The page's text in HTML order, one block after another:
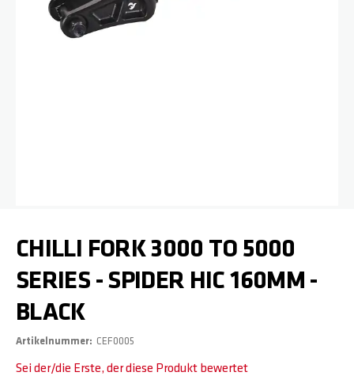
CHILLI FORK 3000 TO 5000
SERIES - SPIDER HIC 160MM -
BLACK
Artikelnummer CEF0005
Sei der/die Erste, der diese Produkt bewertet